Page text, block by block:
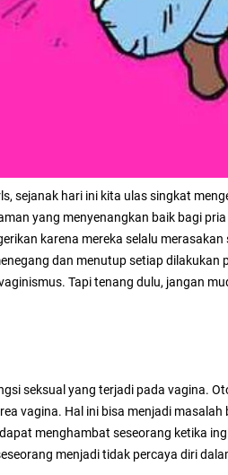
sejanak hari ini kita ulas singkat
yang menyenangkan baik bagi
karena mereka selalu
dan menutup setiap dilakukan
Tapi tenang dulu, jangan
seksual yang terjadi pada vagina.
vagina. Hal ini bisa menjadi
menghambat seseorang ketika
menjadi tidak percaya diri